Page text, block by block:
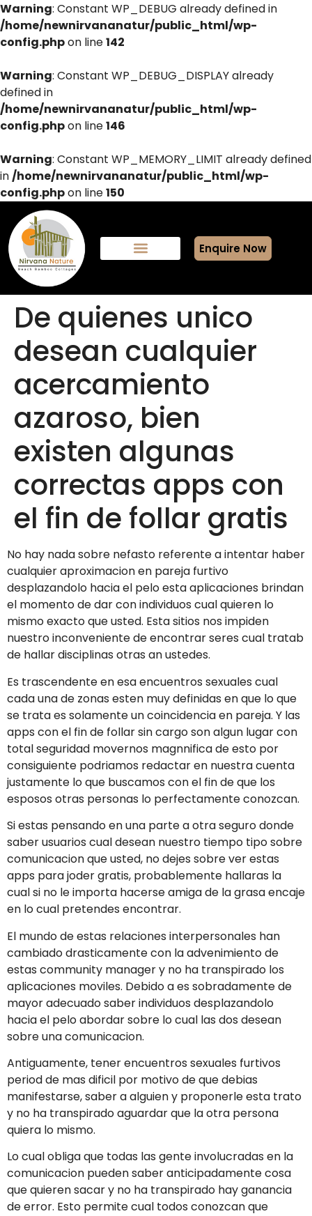
Warning: Constant WP_DEBUG already defined in
/home/newnirvananatur/public_html/wp-
config.phpon line142
Warning: Constant WP_DEBUG_DISPLAY already
defined in
/home/newnirvananatur/public_html/wp-
config.phpon line146
Warning: Constant WP_MEMORY_LIMIT already defined
in/home/newnirvananatur/public_html/wp-
config.phpon line150
Enquire Now
De quienes unico
desean cualquier
acercamiento
azaroso, bien
existen algunas
correctas apps con
el fin de follar gratis
No hay nada sobre nefasto referente a intentar haber
cualquier aproximacion en pareja furtivo
desplazandolo hacia el pelo esta aplicaciones brindan
el momento de dar con individuos cual quieren lo
mismo exacto que usted. Esta sitios nos impiden
nuestro inconveniente de encontrar seres cual tratab
de hallar disciplinas otras an ustedes.
Es trascendente en esa encuentros sexuales cual
cada una de zonas esten muy definidas en que lo que
se trata es solamente un coincidencia en pareja. Y las
apps con el fin de follar sin cargo son algun lugar con
total seguridad movernos magnnifica de esto por
consiguiente podri­amos redactar en nuestra cuenta
justamente lo que buscamos con el fin de que los
esposos otras personas lo perfectamente conozcan.
Si estas pensando en una parte a otra seguro donde
saber usuarios cual desean nuestro tiempo tipo sobre
comunicacion que usted, no dejes sobre ver estas
apps para joder gratis, probablemente hallaras la
cual si no le importa hacerse amiga de la grasa encaje
en lo cual pretendes encontrar.
El mundo de estas relaciones interpersonales han
cambiado drasticamente con la advenimiento de
estas community manager y no ha transpirado los
aplicaciones moviles. Debido a es sobradamente de
mayor adecuado saber individuos desplazandolo
hacia el pelo abordar sobre lo cual las dos desean
sobre una comunicacion.
Antiguamente, tener encuentros sexuales furtivos
period de mas dificil por motivo de que debias
manifestarse, saber a alguien y proponerle esta trato
y no ha transpirado aguardar que la otra persona
quiera lo mismo.
Lo cual obliga que todas las gente involucradas en la
comunicacion pueden saber anticipadamente cosa
que quieren sacar y no ha transpirado hay ganancia
de error. Esto permite cual todos conozcan que